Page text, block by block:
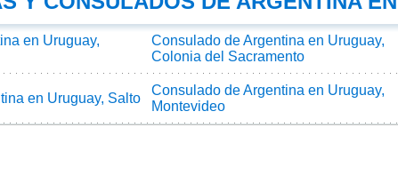
en Uruguay,
Consulado de Argentina en Uruguay,
Colonia del Sacramento
en Uruguay, Salto
Consulado de Argentina en Uruguay,
Montevideo